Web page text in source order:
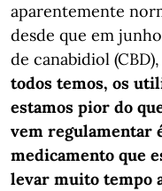
aparentemente
desde que em
de canabidiol
todos temos, os
estamos pior do
vem regulamentar
medicamento que
levar muito tempo